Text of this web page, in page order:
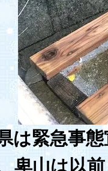
は緊急事
卑山は以